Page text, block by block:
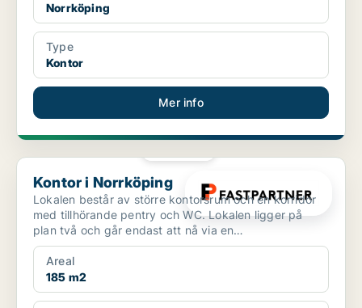
Norrköping
Type
Kontor
Mer info
Kontor i Norrköping
Kontor i Norrköping
Lokalen består av större kontorsrum och en korridor
med tillhörande pentry och WC. Lokalen ligger på
plan två och går endast att nå via en
trapp.Fastigheten ...
Areal
185 m2